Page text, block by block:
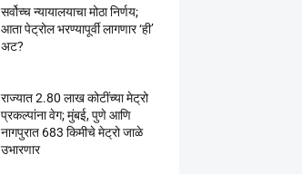
सर्वोच्च न्यायालयाचा मोठा निर्णय;
आता पेट्रोल भरण्यापूर्वी लागणार ‘ही’
अट?
राज्यात 2.80 लाख कोटींच्या मेट्रो
प्रकल्पांना वेग; मुंबई, पुणे आणि
नागपुरात 683 किमीचे मेट्रो जाळे
उभारणार